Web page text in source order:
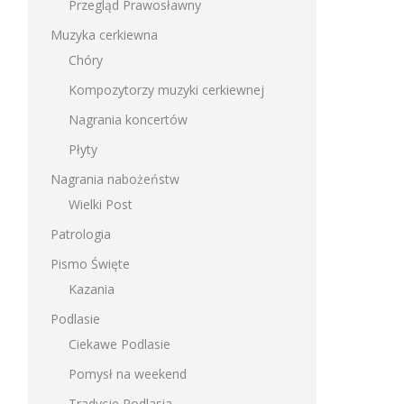
Przegląd Prawosławny
Muzyka cerkiewna
Chóry
Kompozytorzy muzyki cerkiewnej
Nagrania koncertów
Płyty
Nagrania nabożeństw
Wielki Post
Patrologia
Pismo Święte
Kazania
Podlasie
Ciekawe Podlasie
Pomysł na weekend